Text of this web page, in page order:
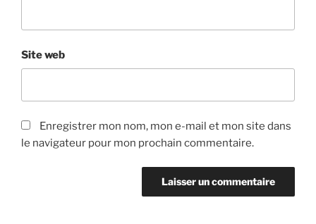
Site web
Enregistrer mon nom, mon e-mail et mon site dans
le navigateur pour mon prochain commentaire.